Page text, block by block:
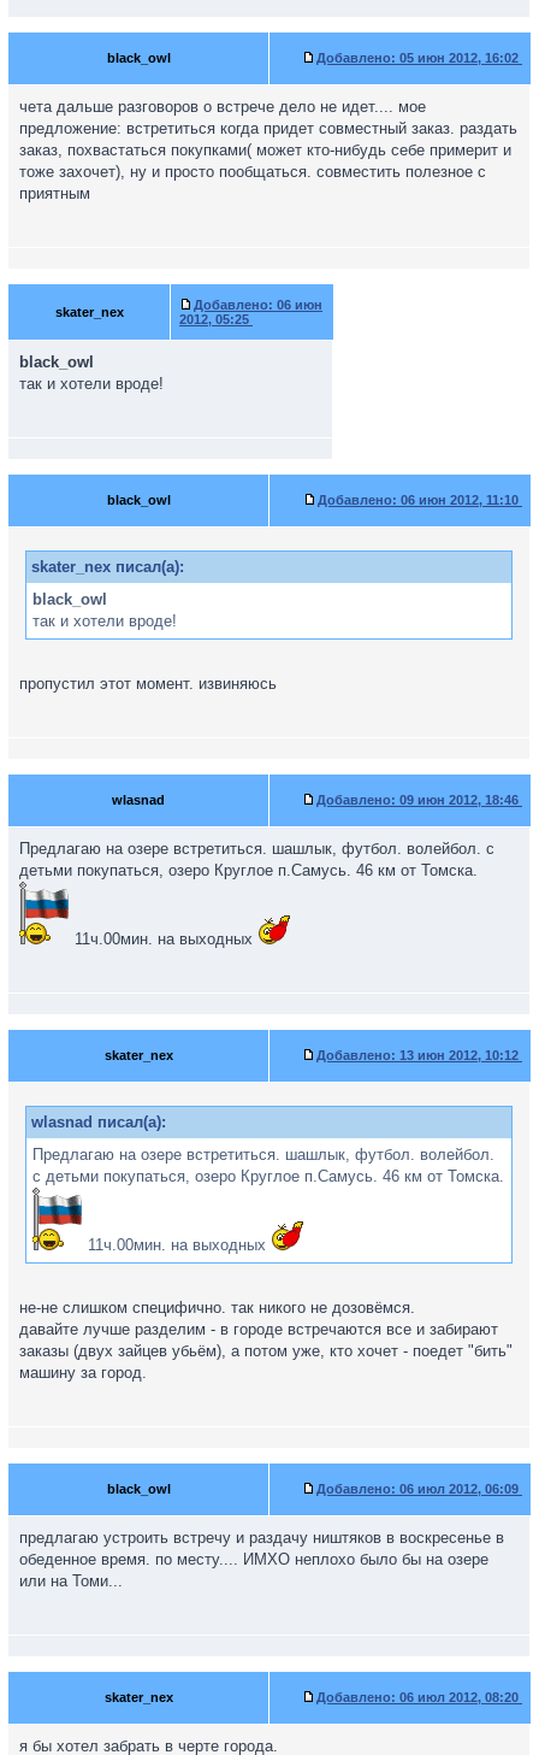
black_owl Добавлено: 05 июн 2012, 16:02
чета дальше разговоров о встрече дело не идет.... мое
предложение: встретиться когда придет совместный заказ. раздать
заказ, похвастаться покупками( может кто-нибудь себе примерит и
тоже захочет), ну и просто пообщаться. совместить полезное с
приятным
skater_nex Добавлено: 06 июн
2012, 05:25
black_owl
так и хотели вроде!
black_owl Добавлено: 06 июн 2012, 11:10
skater_nex писал(а):
black_owl
так и хотели вроде!
пропустил этот момент. извиняюсь
wlasnad Добавлено: 09 июн 2012, 18:46
Предлагаю на озере встретиться. шашлык, футбол. волейбол. с
детьми покупаться, озеро Круглое п.Самусь. 46 км от Томска.
11ч.00мин. на выходных
skater_nex Добавлено: 13 июн 2012, 10:12
wlasnad писал(а):
Предлагаю на озере встретиться. шашлык, футбол. волейбол.
с детьми покупаться, озеро Круглое п.Самусь. 46 км от Томска.
11ч.00мин. на выходных
не-не слишком специфично. так никого не дозовёмся.
давайте лучше разделим - в городе встречаются все и забирают
заказы (двух зайцев убьём), а потом уже, кто хочет - поедет "бить"
машину за город.
black_owl Добавлено: 06 июл 2012, 06:09
предлагаю устроить встречу и раздачу ништяков в воскресенье в
обеденное время. по месту.... ИМХО неплохо было бы на озере
или на Томи...
skater_nex Добавлено: 06 июл 2012, 08:20
я бы хотел забрать в черте города.